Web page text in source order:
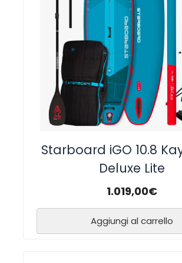
Starboard iGO 10.8
Deluxe Lite
1.019,00€
Aggiungi al carrello